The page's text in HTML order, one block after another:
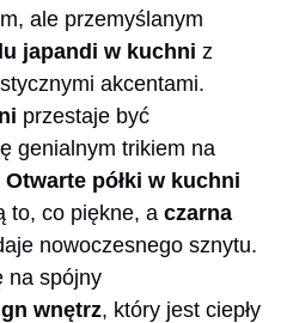
ale przemyślanym
japandi w kuchni z
akcentami.
przestaje być
genialnym trikiem na
Otwarte półki w kuchni
to, co piękne, a czarna
nowoczesnego sznytu.
na spójny
wnętrz, który jest ciepły